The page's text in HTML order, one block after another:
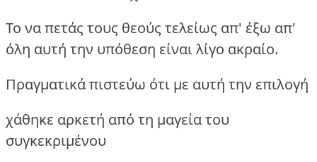
Το να πετάς τους θεούς τελείως απ' έξω απ'
όλη αυτή την υπόθεση είναι λίγο ακραίο.
Πραγματικά πιστεύω ότι με αυτή την επιλογή
χάθηκε αρκετή από τη μαγεία του
συγκεκριμένου